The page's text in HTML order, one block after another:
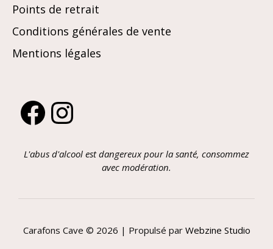
Points de retrait
Conditions générales de vente
Mentions légales
FacebookInstagram
L'abus d'alcool est dangereux pour la santé, consommez
avec modération.
Carafons Cave © 2026 | Propulsé par Webzine Studio